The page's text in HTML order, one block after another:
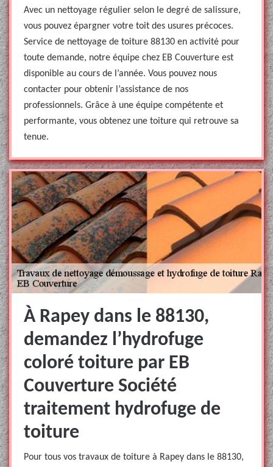
Avec un nettoyage régulier selon le degré de salissure,
vous pouvez épargner votre toit des usures précoces.
Service de nettoyage de toiture 88130 en activité pour
toute demande, notre équipe chez EB Couverture est
disponible au cours de l’année. Vous pouvez nous
contacter pour obtenir l’assistance de nos
professionnels. Grâce à une équipe compétente et
performante, vous obtenez une toiture qui retrouve sa
tenue.
À Rapey dans le 88130,
demandez l’hydrofuge
coloré toiture par EB
Couverture Société
traitement hydrofuge de
toiture
Pour tous vos travaux de toiture à Rapey dans le 88130,